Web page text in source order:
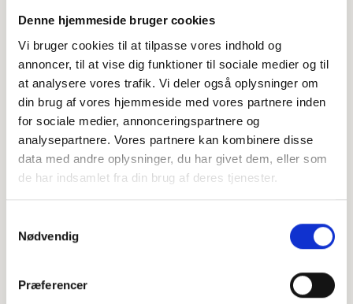
Denne hjemmeside bruger cookies
Vi bruger cookies til at tilpasse vores indhold og
annoncer, til at vise dig funktioner til sociale medier og til
at analysere vores trafik. Vi deler også oplysninger om
din brug af vores hjemmeside med vores partnere inden
for sociale medier, annonceringspartnere og
analysepartnere. Vores partnere kan kombinere disse
data med andre oplysninger, du har givet dem, eller som
de har indsamlet fra din brug af deres tjenester.
Nødvendig
Præferencer
Højtideligheden
Tirsdagd. 18. juli 2023 kl. 11.00
Sankt Katharina Kirke
Kirketorvet 9, 4660 Store Heddinge
−